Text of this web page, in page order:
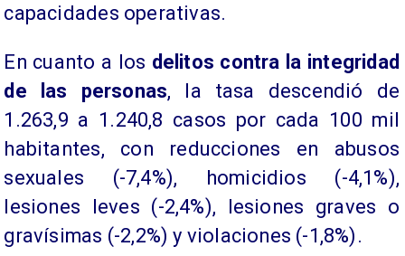
capacidades operativas.
En cuanto a los delitos contra la integridad
de las personas, la tasa descendió de
1.263,9 a 1.240,8 casos por cada 100 mil
habitantes, con reducciones en abusos
sexuales (-7,4%), homicidios (-4,1%),
lesiones leves (-2,4%), lesiones graves o
gravísimas (-2,2%) y violaciones (-1,8%).